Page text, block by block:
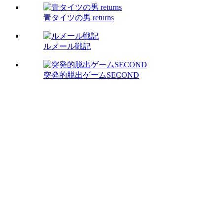
青タイツの男 returns
ルメール戦記
突発的脱出ゲームSECOND